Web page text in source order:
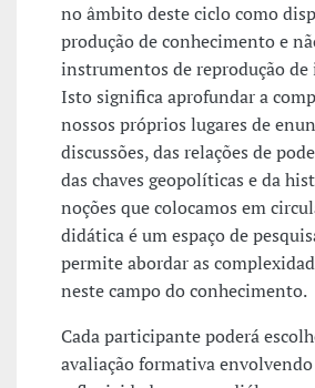
no âmbito deste ciclo como
produção de conhecimento e
instrumentos de reprodução de
Isto significa aprofundar a
nossos próprios lugares de
discussões, das relações de
das chaves geopolíticas e da
noções que colocamos em
didática é um espaço de
permite abordar as
neste campo do conhecimento.
Cada participante poderá
avaliação formativa